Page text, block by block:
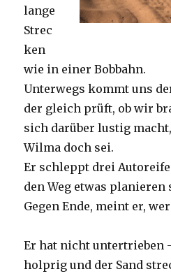
lange
Strec
ken
wie in einer Bobbahn.
Unterwegs kommt uns
der gleich prüft, ob wir
sich darüber lustig
Wilma doch sei.
Er schleppt drei
den Weg etwas planieren
Gegen Ende, meint er,
Er hat nicht untertrieben
holprig und der Sand